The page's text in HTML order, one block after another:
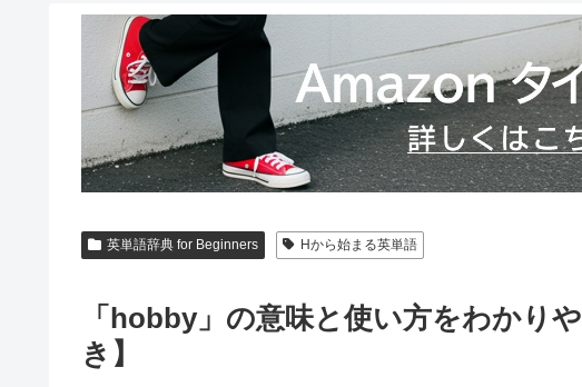
英単語辞典 for Beginners Hから始まる英単語
「hobby」の意味と使い方をわかり
き】